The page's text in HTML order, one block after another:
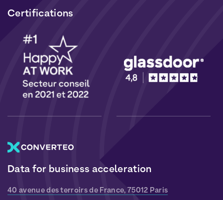
Data for business acceleration
40 avenue des terroirs de France, 75012 Paris
Certifications